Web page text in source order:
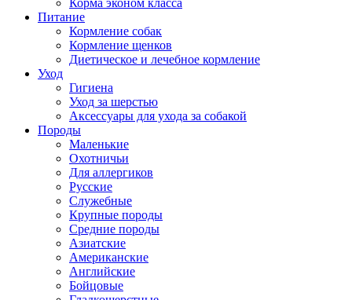
Корма эконом класса
Питание
Кормление собак
Кормление щенков
Диетическое и лечебное кормление
Уход
Гигиена
Уход за шерстью
Аксессуары для ухода за собакой
Породы
Маленькие
Охотничьи
Для аллергиков
Русские
Служебные
Крупные породы
Средние породы
Азиатские
Американские
Английские
Бойцовые